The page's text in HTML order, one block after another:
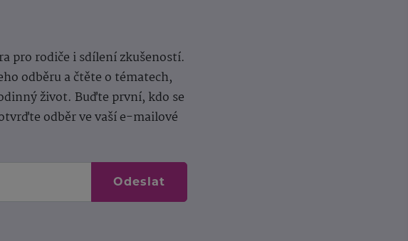
pro rodiče i sdílení zkušeností.
odběru a čtěte o tématech,
život. Buďte první, kdo se
odběr ve vaší e-mailové
Odeslat